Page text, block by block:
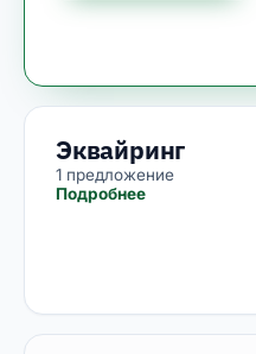
Эквайринг
1 предложение
Подробнее